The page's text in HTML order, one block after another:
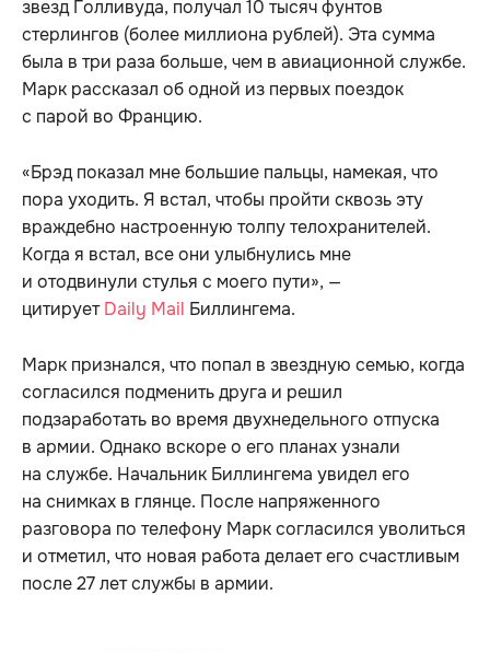
звезд Голливуда, получал 10 тысяч фунтов
стерлингов (более миллиона рублей). Эта сумма
была в три раза больше, чем в авиационной службе.
Марк рассказал об одной из первых поездок
с парой во Францию.
«Брэд показал мне большие пальцы, намекая, что
пора уходить. Я встал, чтобы пройти сквозь эту
враждебно настроенную толпу телохранителей.
Когда я встал, все они улыбнулись мне
и отодвинули стулья с моего пути», —
цитируетDaily Mail Биллингема.
Марк признался, что попал в звездную семью, когда
согласился подменить друга и решил
подзаработать во время двухнедельного отпуска
в армии. Однако вскоре о его планах узнали
на службе. Начальник Биллингема увидел его
на снимках в глянце. После напряженного
разговора по телефону Марк согласился уволиться
и отметил, что новая работа делает его счастливым
после 27 лет службы в армии.